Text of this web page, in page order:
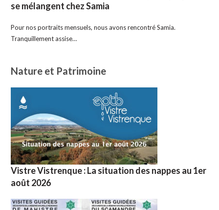
se mélangent chez Samia
Pour nos portraits mensuels, nous avons rencontré Samia.
Tranquillement assise…
Nature et Patrimoine
Vistre Vistrenque : La situation des nappes au 1er
août 2026